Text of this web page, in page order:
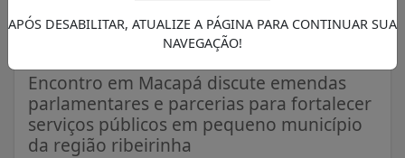
investimentos estratégicos
para Itaubal
Encontro em Macapá discute emendas
parlamentares e parcerias para fortalecer
serviços públicos em pequeno município
da região ribeirinha
APÓS DESABILITAR, ATUALIZE A PÁGINA PARA CONTINUAR SUA
NAVEGAÇÃO!